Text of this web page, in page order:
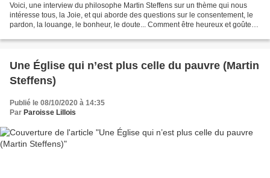
Voici, une interview du philosophe Martin Steffens sur un thème qui nous
intéresse tous, la Joie, et qui aborde des questions sur le consentement, le
pardon, la louange, le bonheur, le doute... Comment être heureux et goûter
Une Église qui n’est plus celle du pauvre (Martin
Steffens)
Publié le 08/10/2020 à 14:35
Par Paroisse Lillois